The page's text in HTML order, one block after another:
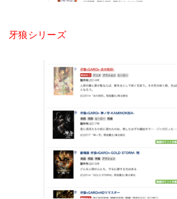
牙狼シリーズ